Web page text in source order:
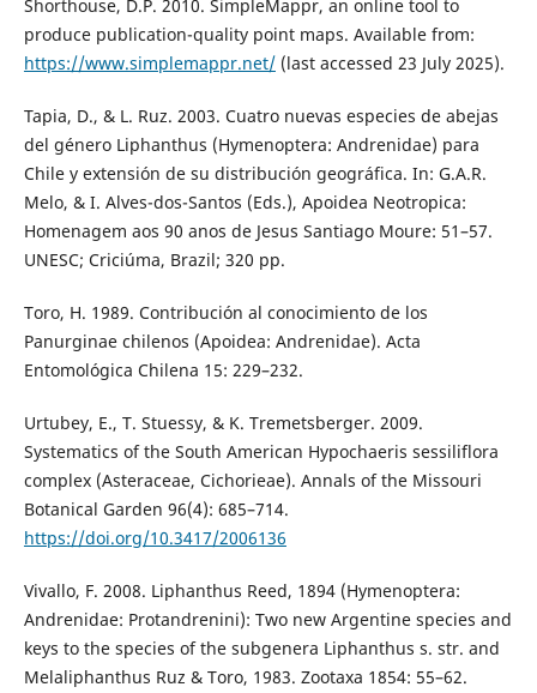
Shorthouse, D.P. 2010. SimpleMappr, an online tool to
produce publication-quality point maps. Available from:
https://www.simplemappr.net/(last accessed 23 July 2025).
Tapia, D., & L. Ruz. 2003. Cuatro nuevas especies de abejas
del género Liphanthus (Hymenoptera: Andrenidae) para
Chile y extensión de su distribución geográfica. In: G.A.R.
Melo, & I. Alves-dos-Santos (Eds.), Apoidea Neotropica:
Homenagem aos 90 anos de Jesus Santiago Moure: 51–57.
UNESC; Criciúma, Brazil; 320 pp.
Toro, H. 1989. Contribución al conocimiento de los
Panurginae chilenos (Apoidea: Andrenidae). Acta
Entomológica Chilena 15: 229–232.
Urtubey, E., T. Stuessy, & K. Tremetsberger. 2009.
Systematics of the South American Hypochaeris sessiliflora
complex (Asteraceae, Cichorieae). Annals of the Missouri
Botanical Garden 96(4): 685–714.
https://doi.org/10.3417/2006136
Vivallo, F. 2008. Liphanthus Reed, 1894 (Hymenoptera:
Andrenidae: Protandrenini): Two new Argentine species and
keys to the species of the subgenera Liphanthus s. str. and
Melaliphanthus Ruz & Toro, 1983. Zootaxa 1854: 55–62.